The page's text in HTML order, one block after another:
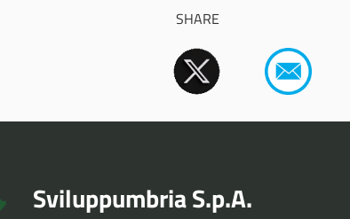
SHARE
Sviluppumbria S.p.A.